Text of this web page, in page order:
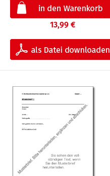
13,99 €